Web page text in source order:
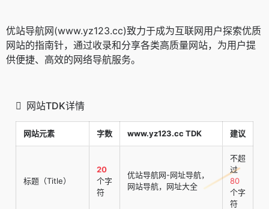
优站导航网(www.yz123.cc)致力于成为互联网用户探索优质
网站的指南针，通过收录和分享各类高质量网站，为用户提
供便捷、高效的网络导航服务。
网站TDK详情
网站元素 字数 www.yz123.cc TDK 建议
标题（Title）
20
个字
符
优站导航网-网址导航，
网站导航，网址大全
不超
过
80
个字
符